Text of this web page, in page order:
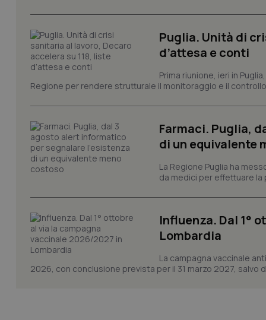
Puglia. Unità di
d’attesa e conti
Prima riunione, ieri in
Regione per rendere strutturale il monitoraggio e il
Farmaci. Puglia,
di un equivalente
La Regione Puglia ha
da medici per effettuare la
Influenza. Dal 1°
Lombardia
La campagna vaccinale
2026, con conclusione prevista per il 31 marzo 2027, salvo
CookieScriptConsent
tracking-sites-
tracking-enable
session-id
_ga
PHPSESSID